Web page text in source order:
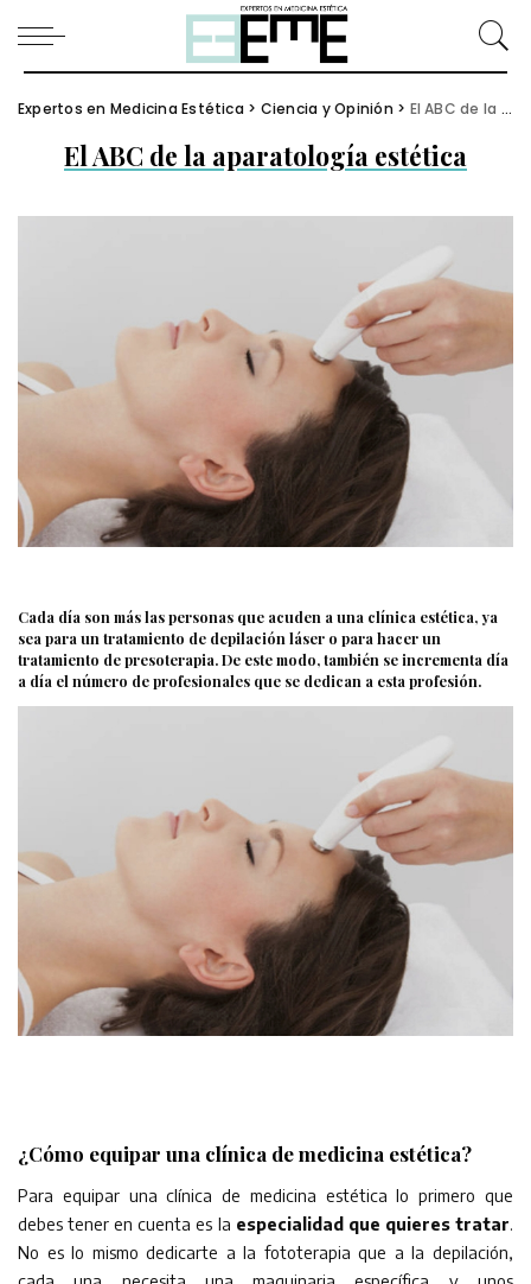
Expertos en Medicina Estética > Ciencia y Opinión > El ABC de la aparatología estética
El ABC de la aparatología estética
Cada día son más las personas que acuden a una clínica estética, ya
sea para un tratamiento de depilación láser o para hacer un
tratamiento de presoterapia. De este modo, también se incrementa día
a día el número de profesionales que se dedican a esta profesión.
¿Cómo equipar una clínica de medicina estética?
Para equipar una clínica de medicina estética lo primero que
debes tener en cuenta es la especialidad que quieres tratar.
No es lo mismo dedicarte a la fototerapia que a la depilación,